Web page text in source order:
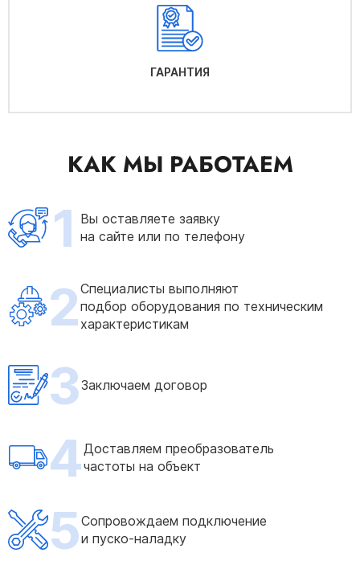
ГАРАНТИЯ
КАК МЫ РАБОТАЕМ
1 Вы оставляете заявку
на сайте или по телефону
2Специалисты выполняют
подбор оборудования по техническим
характеристикам
3Заключаем договор
4Доставляем преобразователь
частоты на объект
5Сопровождаем подключение
и пуско-наладку